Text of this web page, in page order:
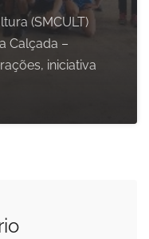
(SMCULT)
Calçada –
iniciativa